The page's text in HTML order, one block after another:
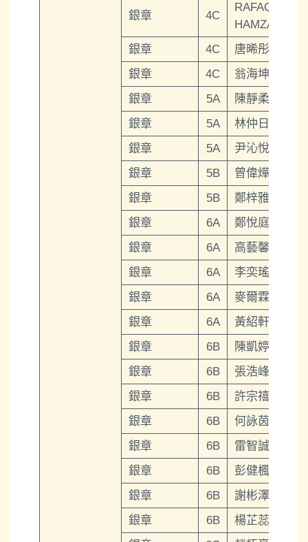
銀章 4C
RAFAQAT
HAMZA
銀章
4C
唐晞彤
銀章
4C
翁海坤
銀章
5A
陳靜柔
銀章
5A
林仲日
銀章
5A
尹沁悅
銀章
5B
曾偉燁
銀章
5B
鄭梓雅
銀章
6A
鄭悅庭
銀章
6A
高藝馨
銀章
6A
李奕瑤
銀章
6A
麥爾霖
銀章
6A
黃紹軒
銀章
6B
陳凱婷
銀章
6B
張浩峰
銀章
6B
許宗禧
銀章
6B
何詠茵
銀章
6B
雷智誠
銀章
6B
彭健楓
銀章
6B
謝彬澤
銀章
6B
楊芷蕊